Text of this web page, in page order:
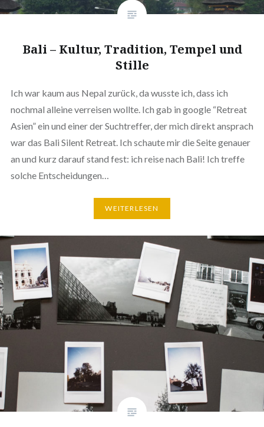
Bali – Kultur, Tradition, Tempel und
Stille
Ich war kaum aus Nepal zurück, da wusste ich, dass ich
nochmal alleine verreisen wollte. Ich gab in google “Retreat
Asien” ein und einer der Suchtreffer, der mich direkt ansprach
war das Bali Silent Retreat. Ich schaute mir die Seite genauer
an und kurz darauf stand fest: ich reise nach Bali! Ich treffe
solche Entscheidungen…
WEITERLESEN